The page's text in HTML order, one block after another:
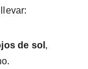
de sol ,